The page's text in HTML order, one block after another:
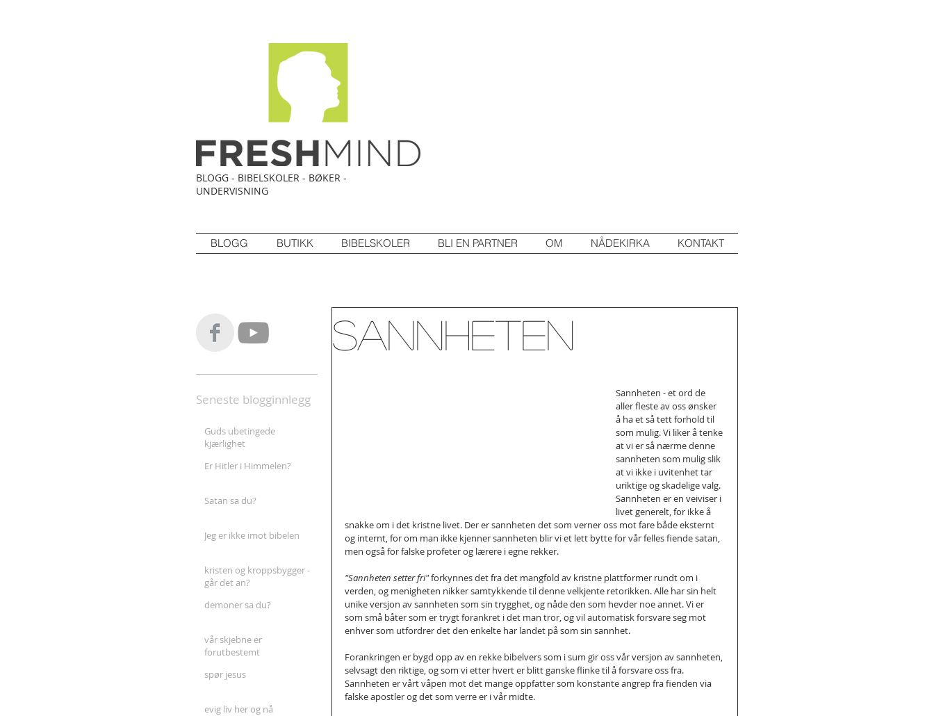
BLOGG - BIBELSKOLER - BØKER -
UNDERVISNING
BLOGG BUTIKK BIBELSKOLER BLI EN PARTNER OM NÅDEKIRKA KONTAKT
Guds ubetingede
kjærlighet
Er Hitler i Himmelen?
Satan sa du?
Jeg er ikke imot bibelen
kristen og kroppsbygger -
går det an?
demoner sa du?
vår skjebne er
forutbestemt
spør jesus
evig liv her og nå
Seneste blogginnlegg
Sannheten
Sannheten - et ord de
aller fleste av oss ønsker
å ha et så tett forhold til
som mulig. Vi liker å tenke
at vi er så nærme denne
sannheten som mulig slik
at vi ikke i uvitenhet tar
uriktige og skadelige valg.
Sannheten er en veiviser i
livet generelt, for ikke å
snakke om i det kristne livet. Der er sannheten det som verner oss mot fare både eksternt
og internt, for om man ikke kjenner sannheten blir vi et lett bytte for vår felles fiende satan,
men også for falske profeter og lærere i egne rekker.
"Sannheten setter fri" forkynnes det fra det mangfold av kristne plattformer rundt om i
verden, og menigheten nikker samtykkende til denne velkjente retorikken. Alle har sin helt
unike versjon av sannheten som sin trygghet, og nåde den som hevder noe annet. Vi er
som små båter som er trygt forankret i det man tror, og vil automatisk forsvare seg mot
enhver som utfordrer det den enkelte har landet på som sin sannhet.
Forankringen er bygd opp av en rekke bibelvers som i sum gir oss vår versjon av sannheten,
selvsagt den riktige, og som vi etter hvert er blitt ganske flinke til å forsvare oss fra.
Sannheten er vårt våpen mot det mange oppfatter som konstante angrep fra fienden via
falske apostler og det som verre er i vår midte.